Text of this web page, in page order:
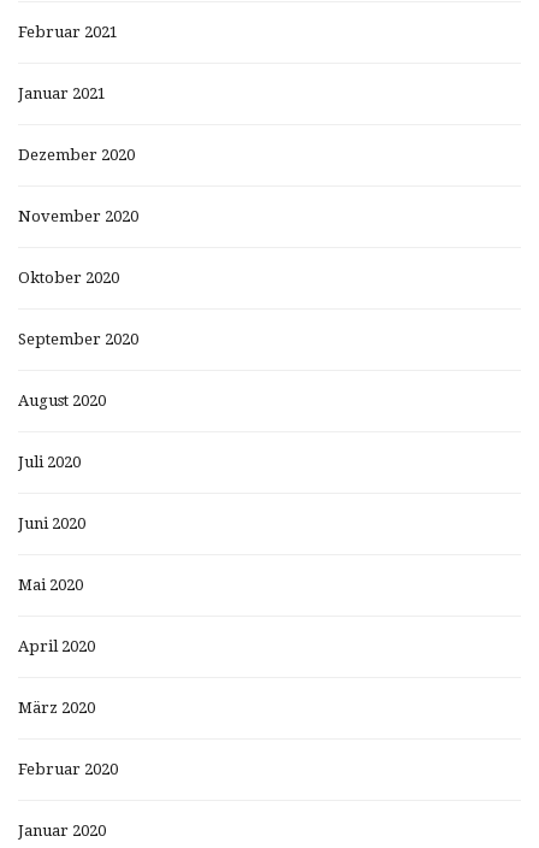
Februar 2021
Januar 2021
Dezember 2020
November 2020
Oktober 2020
September 2020
August 2020
Juli 2020
Juni 2020
Mai 2020
April 2020
März 2020
Februar 2020
Januar 2020